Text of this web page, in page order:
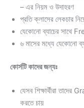
– এর নিয়ম ও উদাহরণ
প্রতি ক্লাসের লেকচার
যেকোনো ব্যাচের সাথে
৬ মাসের মধ্যে যেকোনো
কোর্সটি কাদের জন্যঃ
যেসব শিক্ষার্থীরা
করতে চায়